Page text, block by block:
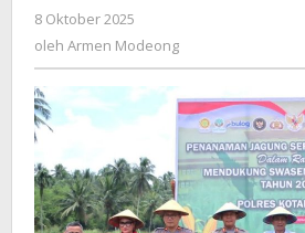
8 Oktober 2025
Armen
Modeong
oleh Armen Modeong